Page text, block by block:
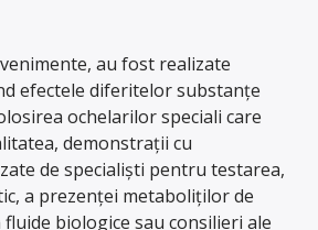
au fost realizate
efectele diferitelor substanţe
ochelarilor speciali care
demonstraţii cu
de specialişti pentru testarea,
a prezenţei metaboliţilor de
biologice sau consilieri ale